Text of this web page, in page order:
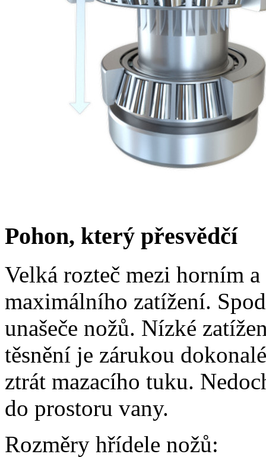
Pohon, který přesvědčí
Velká rozteč mezi horním
maximálního zatížení.
unašeče nožů. Nízké
těsnění je zárukou
ztrát mazacího tuku.
do prostoru vany.
Rozměry hřídele nožů: